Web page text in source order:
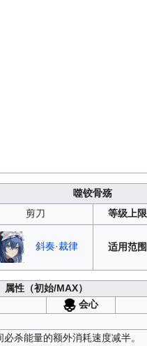
噬铰骨殇
剪刀 等级上限
斜奏·裁律 适用范围
属性（初始/MAX）
会心
杀能量的额外消耗速度减半。